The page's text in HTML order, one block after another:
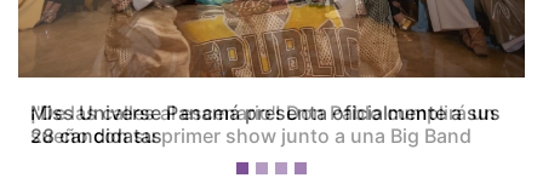
¡'De las calles al escenario'! Don Pablo cumplirá un
sueño con su primer show junto a una Big Band